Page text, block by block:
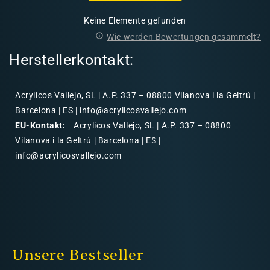
Keine Elemente gefunden
Wie werden Bewertungen gesammelt?
Herstellerkontakt:
Acrylicos Vallejo, SL | A.P. 337 – 08800 Vilanova i la Geltrú |
Barcelona | ES | info@acrylicosvallejo.com
EU-Kontakt:
Acrylicos Vallejo, SL | A.P. 337 – 08800
Vilanova i la Geltrú | Barcelona | ES |
info@acrylicosvallejo.com
Unsere Bestseller